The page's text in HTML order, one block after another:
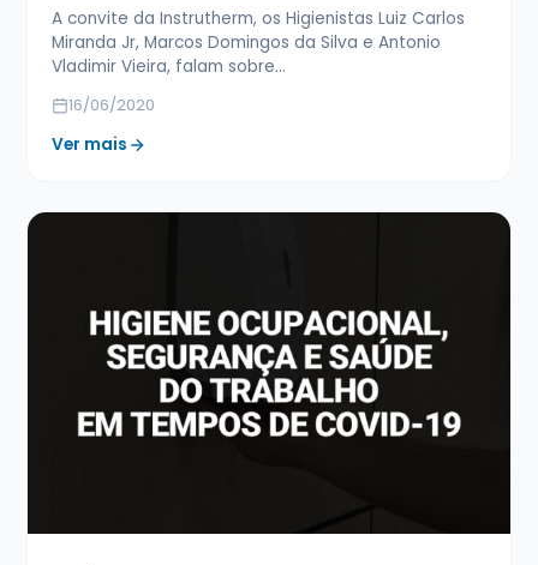
A convite da Instrutherm, os Higienistas Luiz Carlos
Miranda Jr, Marcos Domingos da Silva e Antonio
Vladimir Vieira, falam sobre…
16/06/2020
Ver mais